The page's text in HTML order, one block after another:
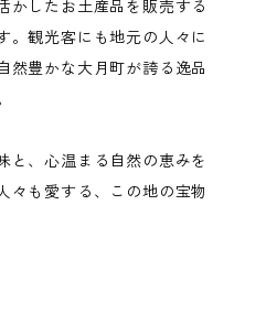
かしたお土産品を販売する
。観光客にも地元の人々に
然豊かな大月町が誇る逸品
と、心温まる自然の恵みを
々も愛する、この地の宝物